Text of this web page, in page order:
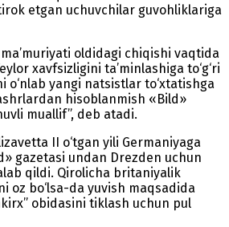
etgan uchuvchilar guvohliklariga
oldidagi chiqishi vaqtida
xavfsizligini ta’minlashiga to‘g‘ri
o‘nlab yangi natsistlar to‘xtatishga
hisoblanmish «Bild»
muallif”, deb atadi.
II o‘tgan yili Germaniyaga
gazetasi undan Drezden uchun
qildi. Qirolicha britaniyalik
oz bo‘lsa-da yuvish maqsadida
obidasini tiklash uchun pul